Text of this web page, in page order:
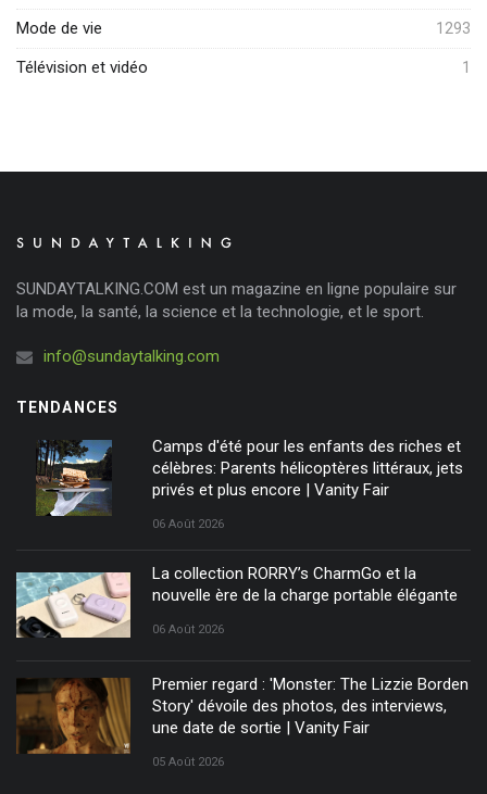
Mode de vie 1293
Télévision et vidéo 1
SUNDAYTALKING.COM est un magazine en ligne populaire sur
la mode, la santé, la science et la technologie, et le sport.
info@sundaytalking.com
TENDANCES
Camps d'été pour les enfants des riches et
célèbres: Parents hélicoptères littéraux, jets
privés et plus encore | Vanity Fair
06 Août 2026
La collection RORRY’s CharmGo et la
nouvelle ère de la charge portable élégante
06 Août 2026
Premier regard : 'Monster: The Lizzie Borden
Story' dévoile des photos, des interviews,
une date de sortie | Vanity Fair
05 Août 2026